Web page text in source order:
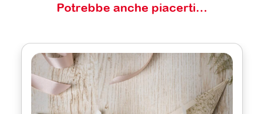
Potrebbe anche piacerti…